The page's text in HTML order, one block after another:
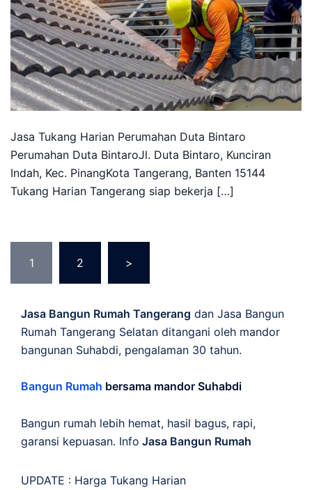
Jasa Tukang Harian Perumahan Duta Bintaro
Perumahan Duta BintaroJl. Duta Bintaro, Kunciran
Indah, Kec. PinangKota Tangerang, Banten 15144
Tukang Harian Tangerang siap bekerja […]
pagination
1 2 >
Jasa Bangun Rumah Tangerang dan Jasa Bangun
Rumah Tangerang Selatan ditangani oleh mandor
bangunan Suhabdi, pengalaman 30 tahun.
Bangun Rumah bersama mandor Suhabdi
Bangun rumah lebih hemat, hasil bagus, rapi,
garansi kepuasan. Info Jasa Bangun Rumah
UPDATE : Harga Tukang Harian